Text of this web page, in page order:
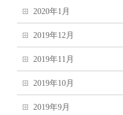
2020年1月
2019年12月
2019年11月
2019年10月
2019年9月